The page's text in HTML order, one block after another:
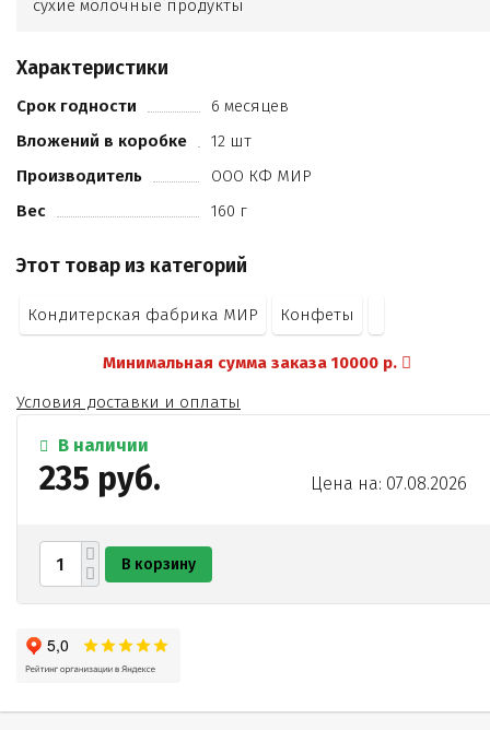
сухие молочные продукты
консервант Е200
Характеристики
Срок годности
6 месяцев
Вложений в коробке
12 шт
Производитель
ООО КФ МИР
Вес
160 г
Этот товар из категорий
Кондитерская фабрика МИР Конфеты
Минимальная сумма заказа 10000 р.
Условия доставки и оплаты
В наличии
235 руб. Цена на: 07.08.2026
В корзину